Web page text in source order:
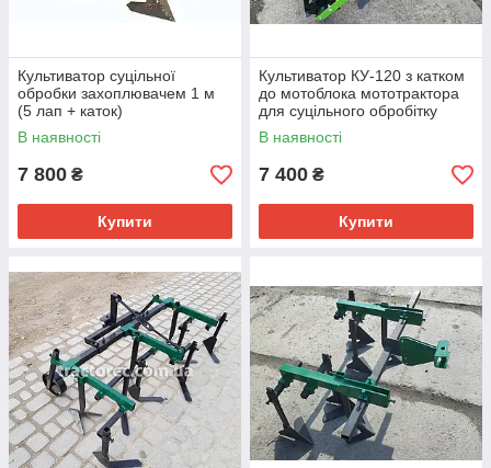
Культиватор суцільної
обробки захоплювачем 1 м
(5 лап + каток)
В наявності
7 800 ₴
Купити
Культиватор КУ-120 з катком
до мотоблока мототрактора
для суцільного обробітку
грунту до 120 см
В наявності
7 400 ₴
Купити